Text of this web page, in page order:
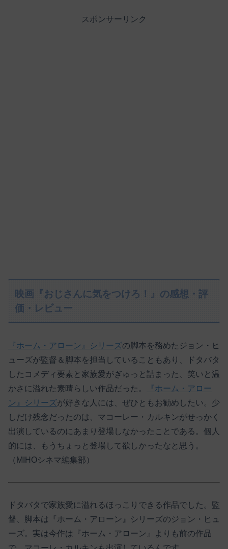
スポンサーリンク
映画『おじさんに気をつけろ！』の感想・評
価・レビュー
『ホーム・アローン』シリーズの脚本を務めたジョン・ヒ
ューズが監督＆脚本を担当していることもあり、ドタバタ
したコメディ要素と家族愛がぎゅっと詰まった、笑いと温
かさに溢れた素晴らしい作品だった。
『ホーム・アロー
ン』シリーズが好きな人には、ぜひともお勧めしたい。少
しだけ残念だったのは、マコーレー・カルキンがせっかく
出演しているのにあまり登場しなかったことである。個人
的には、もうちょっと登場して欲しかったなと思う。
（MIHOシネマ編集部）
ドタバタで家族愛に溢れるほっこりできる作品でした。監
督、脚本は『ホーム・アローン』シリーズのジョン・ヒュ
ーズ。実は今作は『ホーム・アローン』よりも前の作品